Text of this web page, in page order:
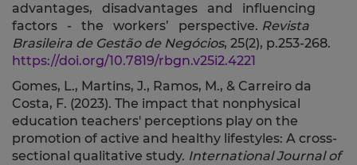
advantages, disadvantages and influencing
factors - the workers’ perspective. Revista
Brasileira de Gestão de Negócios, 25(2), p.253-268.
https://doi.org/10.7819/rbgn.v25i2.4221
Gomes, L., Martins, J., Ramos, M., & Carreiro da
Costa, F. (2023). The impact that nonphysical
education teachers' perceptions play on the
promotion of active and healthy lifestyles: A cross-
sectional qualitative study. International Journal of